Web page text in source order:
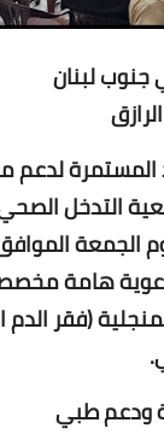
جنوب لبنان
لدعم
التدخل الصحي
هامة
(فقر
ودعم طبي